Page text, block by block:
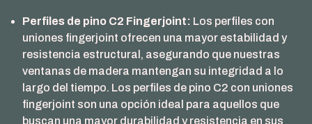
Perfiles de pino C2 Fingerjoint: Los perfiles con
uniones fingerjoint ofrecen una mayor estabilidad y
resistencia estructural, asegurando que nuestras
ventanas de madera mantengan su integridad a lo
largo del tiempo. Los perfiles de pino C2 con uniones
fingerjoint son una opción ideal para aquellos que
buscan una mayor durabilidad y resistencia en sus